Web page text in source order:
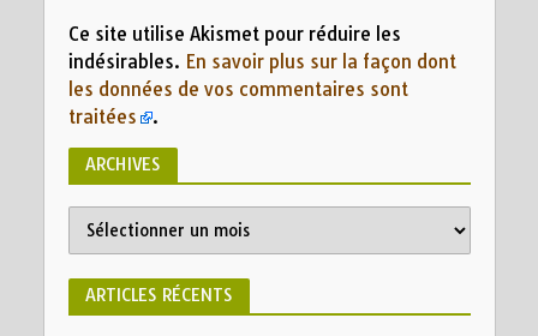
Ce site utilise Akismet pour réduire les
indésirables. En savoir plus sur la façon dont
les données de vos commentaires sont
traitées
.
ARCHIVES
ARTICLES RÉCENTS